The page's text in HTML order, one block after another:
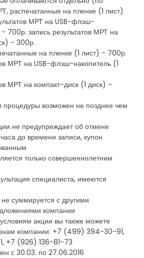
распечатанные на пленке (1 лист)
МРТ на USB-флэш-
- 700р. запись результатов МРТ на
- 300р.
на пленке (1 лист) - 700р.
МРТ на USB-флэш-накопитель (1
МРТ на компакт-диск (1 диск) -
возможен не позднее чем
не предупреждает об отмене
часа до времени записи, купон
только совершеннолетним
специалиста, имеются
суммируется с другими
компании
акции вы также можете
компании: +7 (499) 394-30-91,
+7 (926) 136-81-73
с 30.03. по 27.06.2016